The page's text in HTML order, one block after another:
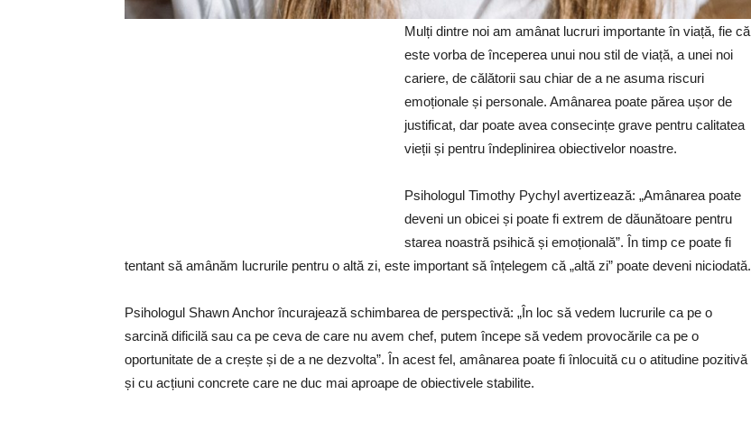
Mulți dintre noi am amânat lucruri importante în viață, fie că
este vorba de începerea unui nou stil de viață, a unei noi
cariere, de călătorii sau chiar de a ne asuma riscuri
emoționale și personale. Amânarea poate părea ușor de
justificat, dar poate avea consecințe grave pentru calitatea
vieții și pentru îndeplinirea obiectivelor noastre.
Psihologul Timothy Pychyl avertizează: „Amânarea poate
deveni un obicei și poate fi extrem de dăunătoare pentru
starea noastră psihică și emoțională”. În timp ce poate fi
tentant să amânăm lucrurile pentru o altă zi, este important să înțelegem că „altă zi” poate deveni niciodată.
Psihologul Shawn Anchor încurajează schimbarea de perspectivă: „În loc să vedem lucrurile ca pe o
sarcină dificilă sau ca pe ceva de care nu avem chef, putem începe să vedem provocările ca pe o
oportunitate de a crește și de a ne dezvolta”. În acest fel, amânarea poate fi înlocuită cu o atitudine pozitivă
și cu acțiuni concrete care ne duc mai aproape de obiectivele stabilite.